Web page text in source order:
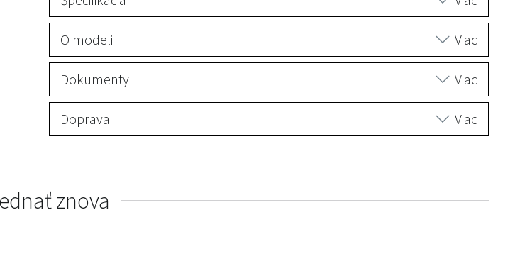
O modeli Viac
Dokumenty Viac
Doprava Viac
znova